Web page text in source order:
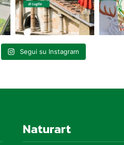
Segui su Instagram
Naturart